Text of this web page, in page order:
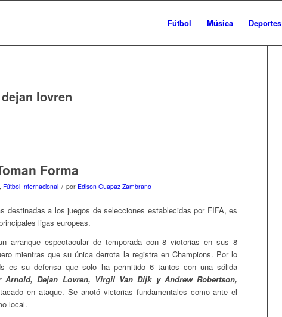
Fútbol Música Deportes
dejan lovren
Forma
, Fútbol Internacional / por Edison Guapaz Zambrano
destinadas a los juegos de selecciones establecidas por FIFA, es
ligas europeas.
arranque espectacular de temporada con 8 victorias en sus 8
mientras que su única derrota la registra en Champions. Por lo
es su defensa que solo ha permitido 6 tantos con una sólida
Arnold, Dejan Lovren, Virgil Van Dijk y Andrew Robertson,
en ataque. Se anotó victorias fundamentales como ante el
local.